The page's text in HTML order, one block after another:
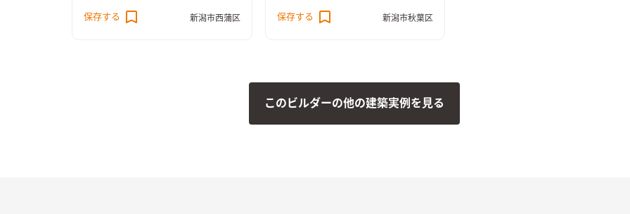
保存する 新潟市西蒲区 保存する 新潟市秋葉区
このビルダーの他の建築実例を見る